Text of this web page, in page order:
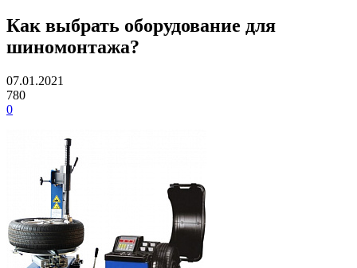
Как выбрать оборудование для
шиномонтажа?
07.01.2021
780
0